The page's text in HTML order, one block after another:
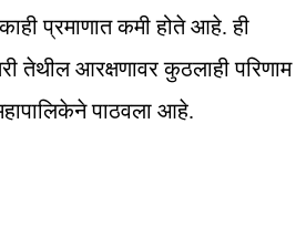
प्रमाणात कमी होते आहे. ही
तेथील आरक्षणावर कुठलाही परिणाम
पाठवला आहे.